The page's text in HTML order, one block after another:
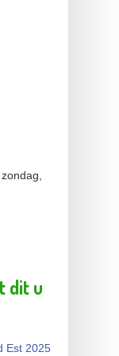
zondag,
dit u
Est 2025